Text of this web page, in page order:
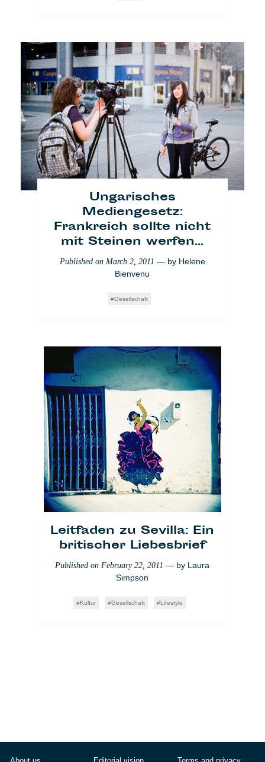
Ungarisches
Mediengesetz:
Frankreich sollte nicht
mit Steinen werfen...
Published on March 2, 2011 — by Helene
Bienvenu
Gesellschaft
Leitfaden zu Sevilla: Ein
britischer Liebesbrief
Published onFebruary 22, 2011 — by Laura
Simpson
Kultur Gesellschaft Lifestyle